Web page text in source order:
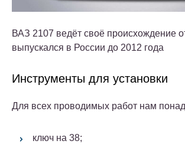
ВАЗ 2107 ведёт своё происхождение
выпускался в России до 2012 года
Инструменты для установки
Для всех проводимых работ нам
ключ на 38;